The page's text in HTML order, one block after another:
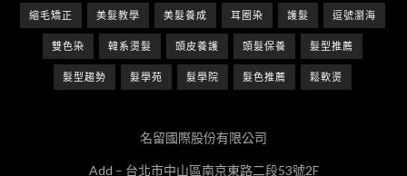
縮毛矯正 美髮教學 美髮養成 耳圈染 護髮 逗號瀏海
雙色染 韓系燙髮 頭皮養護 頭髮保養 髮型推薦
髮型趨勢 髮學苑 髮學院 髮色推薦 鬆軟燙
名留國際股份有限公司
Add – 台北市中山區南京東路二段53號2F